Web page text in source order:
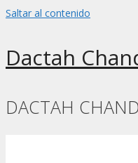
Saltar al contenido
Dactah
DACTAH